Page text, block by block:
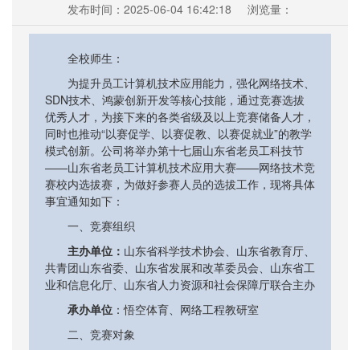
发布时间：2025-06-04 16:42:18 浏览量：
全校师生：
为提升员工计算机技术应用能力，强化网络技术、
SDN技术、鸿蒙创新开发等核心技能，通过竞赛选拔
优秀人才，为接下来的各类省级及以上竞赛储备人才，
同时也推动“以赛促学、以赛促教、以赛促就业”的教学
模式创新。公司将举办第十七届山东省老员工科技节
——山东省老员工计算机技术应用大赛——网络技术竞
赛校内选拔赛，为做好参赛人员的选拔工作，现将具体
事宜通知如下：
一、竞赛组织
主办单位： 山东省科学技术协会、山东省教育厅、
共青团山东省委、山东省发展和改革委员会、山东省工
业和信息化厅、山东省人力资源和社会保障厅联合主办
承办单位：​悟空体育、网络工程教研室
二、竞赛对象